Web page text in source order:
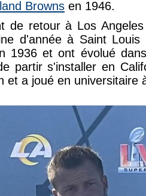
Browns en 1946.
de retour à Los
d'année à Saint
1936 et ont évolué
partir s'installer en
et a joué en universitaire